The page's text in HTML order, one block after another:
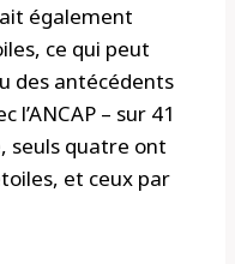
également
ce qui peut
des antécédents
– sur 41
seuls quatre ont
et ceux par